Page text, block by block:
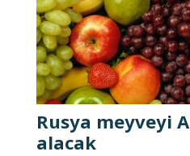
Rusya meyveyi
alacak